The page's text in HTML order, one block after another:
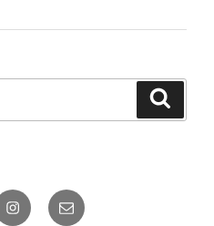
Instagram
E-